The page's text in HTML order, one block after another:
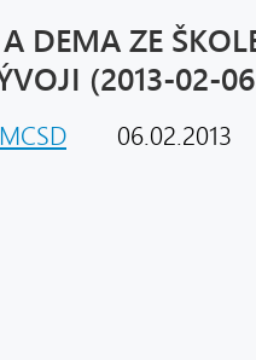
A DEMA ZE
(2013-02-
06.02.2013